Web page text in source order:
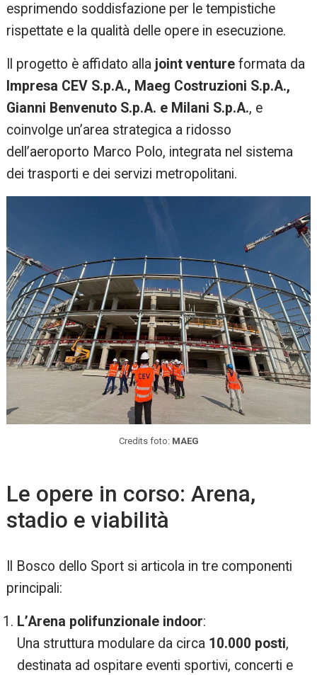
esprimendo soddisfazione per le tempistiche
rispettate e la qualità delle opere in esecuzione.
Il progetto è affidato alla joint venture formata da
Impresa CEV S.p.A., Maeg Costruzioni S.p.A.,
Gianni Benvenuto S.p.A. e Milani S.p.A., e
coinvolge un’area strategica a ridosso
dell’aeroporto Marco Polo, integrata nel sistema
dei trasporti e dei servizi metropolitani.
Credits foto: MAEG
Le opere in corso: Arena,
stadio e viabilità
Il Bosco dello Sport si articola in tre componenti
principali:
L’Arena polifunzionale indoor:
Una struttura modulare da circa 10.000 posti,
destinata ad ospitare eventi sportivi, concerti e